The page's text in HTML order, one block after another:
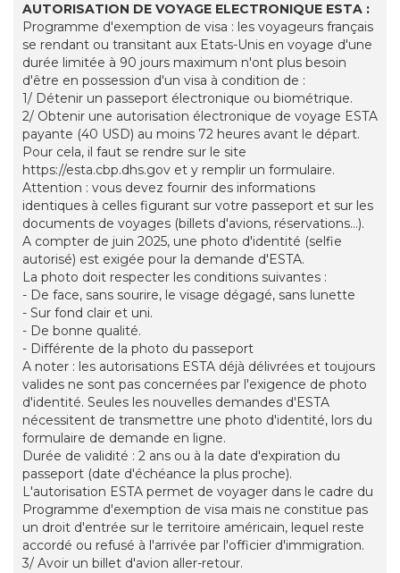
AUTORISATION DE VOYAGE ELECTRONIQUE ESTA :
Programme d'exemption de visa : les voyageurs français
se rendant ou transitant aux Etats-Unis en voyage d'une
durée limitée à 90 jours maximum n'ont plus besoin
d'être en possession d'un visa à condition de :
1/ Détenir un passeport électronique ou biométrique.
2/ Obtenir une autorisation électronique de voyage ESTA
payante (40 USD) au moins 72 heures avant le départ.
Pour cela, il faut se rendre sur le site
https://esta.cbp.dhs.gov et y remplir un formulaire.
Attention : vous devez fournir des informations
identiques à celles figurant sur votre passeport et sur les
documents de voyages (billets d'avions, réservations...).
A compter de juin 2025, une photo d'identité (selfie
autorisé) est exigée pour la demande d'ESTA.
La photo doit respecter les conditions suivantes :
- De face, sans sourire, le visage dégagé, sans lunette
- Sur fond clair et uni.
- De bonne qualité.
- Différente de la photo du passeport
A noter : les autorisations ESTA déjà délivrées et toujours
valides ne sont pas concernées par l'exigence de photo
d'identité. Seules les nouvelles demandes d'ESTA
nécessitent de transmettre une photo d'identité, lors du
formulaire de demande en ligne.
Durée de validité : 2 ans ou à la date d'expiration du
passeport (date d'échéance la plus proche).
L'autorisation ESTA permet de voyager dans le cadre du
Programme d'exemption de visa mais ne constitue pas
un droit d'entrée sur le territoire américain, lequel reste
accordé ou refusé à l'arrivée par l'officier d'immigration.
3/ Avoir un billet d'avion aller-retour.